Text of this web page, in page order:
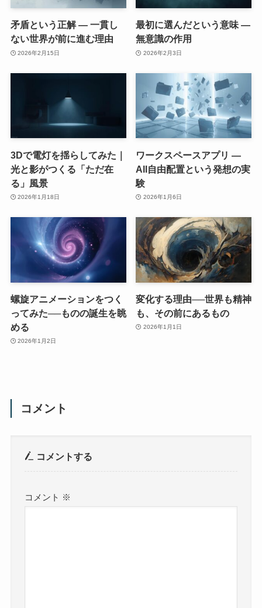
矛盾という正解 ― 一貫し
ない世界が前に進む理由
2026年2月15日
最初に選んだという意味 ―
無意識の作用
2026年2月3日
3Dで電灯を揺らしてみた｜
光と影がつくる「ただ在
る」風景
2026年1月18日
ワークスペースアプリ ―
All自由配置という発想の実
験
2026年1月6日
螺旋アニメーションをつく
ってみた──ものの誕生を眺
める
2026年1月2日
変化する理由──世界も精神
も、その前にあるもの
2026年1月1日
コメント
コメントする
コメント ※